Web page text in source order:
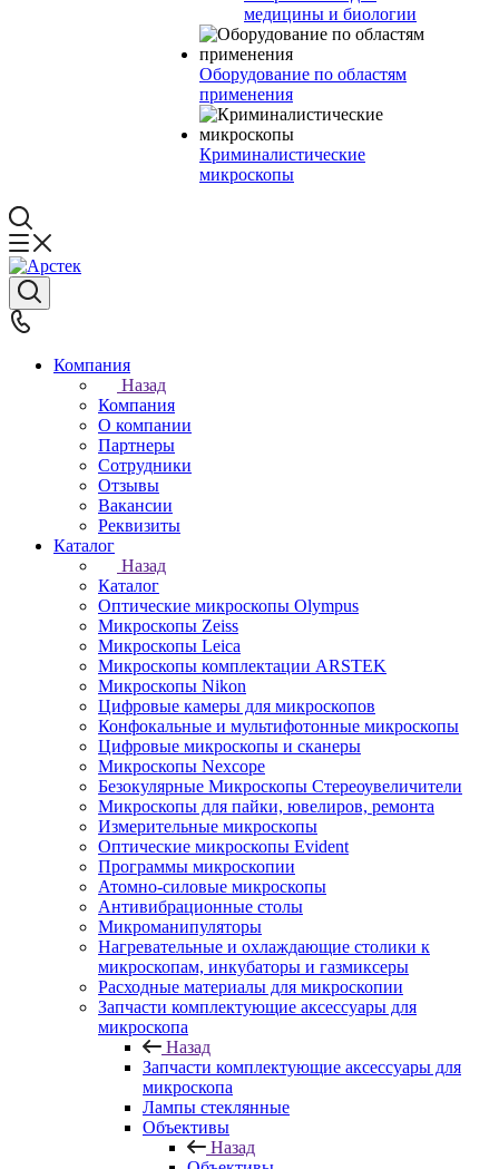
медицины и биологии
Оборудование по областям
применения
Криминалистические
микроскопы
Компания
Назад
Компания
О компании
Партнеры
Сотрудники
Отзывы
Вакансии
Реквизиты
Каталог
Назад
Каталог
Оптические микроскопы Olympus
Микроскопы Zeiss
Микроскопы Leica
Микроскопы комплектации ARSTEK
Микроскопы Nikon
Цифровые камеры для микроскопов
Конфокальные и мультифотонные микроскопы
Цифровые микроскопы и сканеры
Микроскопы Nexcope
Безокулярные Микроскопы Стереоувеличители
Микроскопы для пайки, ювелиров, ремонта
Измерительные микроскопы
Оптические микроскопы Evident
Программы микроскопии
Атомно-силовые микроскопы
Антивибрационные столы
Микроманипуляторы
Нагревательные и охлаждающие столики к
микроскопам, инкубаторы и газмиксеры
Расходные материалы для микроскопии
Запчасти комплектующие аксессуары для
микроскопа
Назад
Запчасти комплектующие аксессуары для
микроскопа
Лампы стеклянные
Объективы
Назад